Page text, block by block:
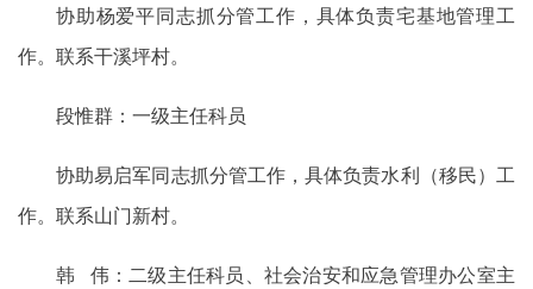
协助杨爱平同志抓分管工作，具体负责宅基地管理工
作。联系干溪坪村。
段惟群：一级主任科员
协助易启军同志抓分管工作，具体负责水利（移民）工
作。联系山门新村。
韩 伟：二级主任科员、社会治安和应急管理办公室主